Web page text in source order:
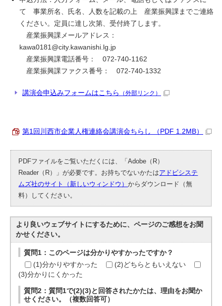
て 事業所名、氏名、人数を記載の上 産業振興課までご連絡
ください。定員に達し次第、受付終了します。
産業振興課メールアドレス：
kawa0181@city.kawanishi.lg.jp
産業振興課電話番号： 072-740-1162
産業振興課ファクス番号： 072-740-1332
講演会申込みフォームはこちら （外部リンク）
第1回川西市企業人権連絡会講演会ちらし （PDF 1.2MB）
PDFファイルをご覧いただくには、「Adobe（R）
Reader（R）」が必要です。お持ちでないかたはアドビシステ
ムズ社のサイト（新しいウィンドウ）からダウンロード（無
料）してください。
より良いウェブサイトにするために、ページのご感想をお聞
かせください。
質問1：このページは分かりやすかったですか？
(1)分かりやすかった
(2)どちらともいえない
(3)分かりにくかった
質問2：質問1で(2)(3)と回答されたかたは、理由をお聞か
せください。（複数回答可）